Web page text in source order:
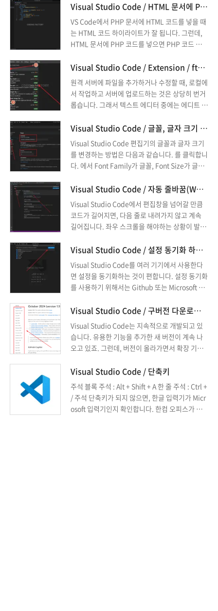
고 싶다면, 다음과 같이 합니다. 를 누릅니다. 그러
면 상단에 명령을 입력하는 창이 나오는데... 언어
라고 입력하면 관련 메뉴들이 나옵니다. 그 중 을
선택하고 엔터키를 누릅니다. 설치된 언어 ...
Visual Studio Code / HTML 문서에 PHP 코드 하이라이트 적용시키는 방법
VS Code에서 PHP 문서에 HTML 코드를 넣을 때
는 HTML 코드 하이라이트가 잘 됩니다. 그런데,
HTML 문서에 PHP 코드를 넣으면 PHP 코드 하이
설정을 변경해서 해결할 수 있습니다.
Visual Studio Code / Extension / ftp-simple / (S)FTP로 원격 서버 접속하는 확장 기능
원격 서버에 파일을 추가하거나 수정할 때, 로컬에
서 작업하고 서버에 업로드하는 것은 상당히 번거
롭습니다. 그래서 텍스트 에디터 중에는 에디트 플
있는 기능을 포함한 것이 있습니다. Visual Studi
o Code 자체에는 FTP 접속 기능이 없지만, 확장
기능을 추가하여 FTP 접속을 할 수 있습니다. 여
러 가지 확장 기능이 있는데, 그 ...
Visual Studio Code / 글꼴, 글자 크기 변경하는 방법
Visual Studio Code 편집기의 글꼴과 글자 크기
를 변경하는 방법은 다음과 같습니다. 를 클릭합니
다. 에서 Font Family가 글꼴, Font Size가 글자
정합니다.
Visual Studio Code / 자동 줄바꿈(Word Wrap) 설정하는 방법
Visual Studio Code에서 편집창을 넘어갈 만큼
코드가 길어지면, 다음 줄로 내려가지 않고 계속
길어집니다. 좌우 스크롤을 해야하는 상황이 발생
때 다음 줄로 넘어가도록 설정할 수 있습니다. 이
를 보통 Word Wrap이라 하고, 대부분의 텍스트
에디터가 그 설정을 가지고 있습니다. 방법은 다음
과 같습니다. 를 클릭합니다. word ...
Visual Studio Code / 설정 동기화 하는 방법
Visual Studio Code를 여러 기기에서 사용한다
면 설정을 동기화하는 것이 편합니다. 설정 동기화
를 사용하기 위해서는 Github 또는 Microsoft 계
니다. 를 클릭합니다. 을 클릭합니다. Github 또는
Microsoft 계정으로 로그인합니다. 동기화 여부는
아래와 같이 확인할 수 있습니다.
Visual Studio Code / 구버전 다운로드하는 방법
Visual Studio Code는 지속적으로 개발되고 있
습니다. 유용한 기능을 추가한 새 버전이 계속 나
오고 있죠. 그런데, 버전이 올라가면서 확장 기능
Visual Studio Code / 단축키
주석 블록 주석 : Alt + Shift + A 한 줄 주석 : Ctrl +
/ 주석 단축키가 되지 않으면, 한글 입력기가 Micr
osoft 입력기인지 확인합니다. 한컴 오피스가 설